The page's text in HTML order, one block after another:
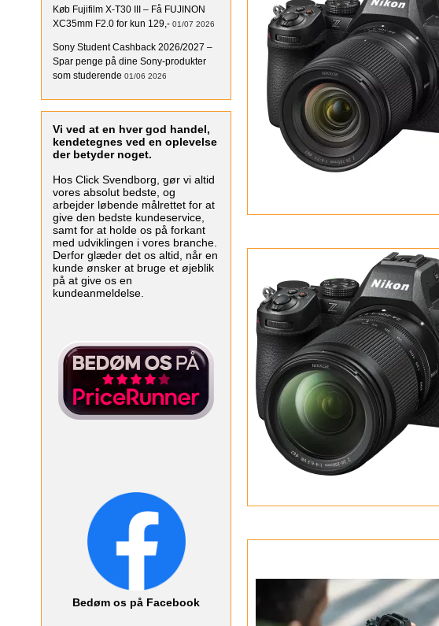
Køb Fujifilm X-T30 III – Få FUJINON
XC35mm F2.0 for kun 129,- 01/07 2026
Sony Student Cashback 2026/2027 –
Spar penge på dine Sony-produkter
som studerende 01/06 2026
Vi ved at en hver god handel,
kendetegnes ved en oplevelse
der betyder noget.
Hos Click Svendborg, gør vi altid
vores absolut bedste, og
arbejder løbende målrettet for at
give den bedste kundeservice,
samt for at holde os på forkant
med udviklingen i vores branche.
Derfor glæder det os altid, når en
kunde ønsker at bruge et øjeblik
på at give os en
kundeanmeldelse.
Bedøm os på Facebook